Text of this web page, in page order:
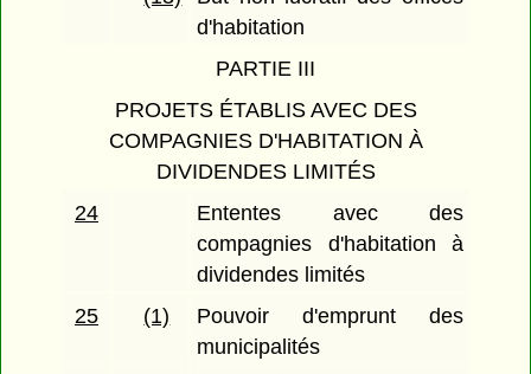
d'habitation
PARTIE III
PROJETS ÉTABLIS AVEC DES
COMPAGNIES D'HABITATION À
DIVIDENDES LIMITÉS
24
Ententes avec des
compagnies d'habitation à
dividendes limités
25
(1)
Pouvoir d'emprunt des
municipalités